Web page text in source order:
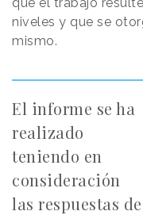
niveles y que se
mismo.
El informe se ha
realizado
teniendo en
consideración
las respuestas de